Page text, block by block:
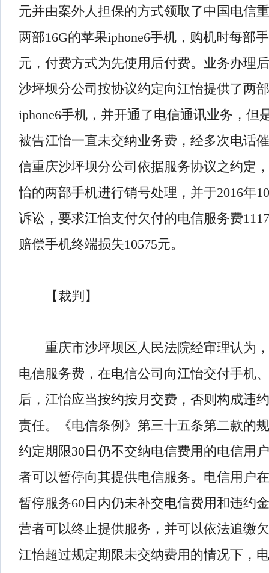
元并由案外人担保的方式领取了中国电信
两部16G的苹果iphone6手机，购机时每部
元，付费方式为先使用后付费。业务办理
沙坪坝分公司按协议约定向江怡提供了两
iphone6手机，并开通了电信通讯业务，但
被告江怡一直未交纳业务费，经多次电话
信重庆沙坪坝分公司依据服务协议之约定
怡的两部手机进行销号处理，并于2016年
诉讼，要求江怡支付欠付的电信服务费
赔偿手机终端损失10575元。
【裁判】
重庆市沙坪坝区人民法院经审理认为，
电信服务费，在电信公司向江怡交付手机
后，江怡应当按约按月交费，否则构成违
责任。《电信条例》第三十五条第二款的
约定期限30日仍不交纳电信费用的电信用
者可以暂停向其提供电信服务。电信用户
暂停服务60日内仍未补交电信费用和违约
营者可以终止提供服务，并可以依法追缴
江怡超过规定期限未交纳费用的情况下，